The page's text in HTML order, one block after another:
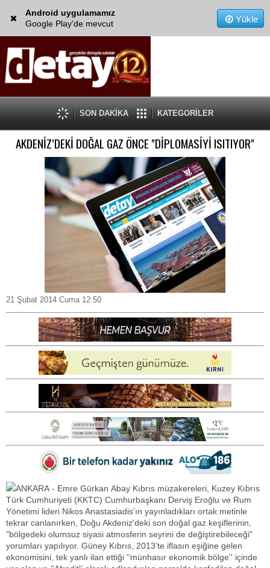
Android uygulamamız
Google Play'de mevcut
Yükle
SON DAKİKA KATEGORİLER
AKDENİZ’DEKİ DOĞAL GAZ ÖNCE "DİPLOMASİYİ ISITIYOR"
21 Şubat 2014 Cuma 12:50
ANKARA - Emre Gürkan Abay Kıbrıs müzakereleri, Kuzey Kıbrıs
Türk Cumhuriyeti (KKTC) Cumhurbaşkanı Derviş Eroğlu ve Rum
Yönetimi lideri Nikos Anastasiadis’ın yayınladıkları ortak metinle
tekrar canlanırken, Doğu Akdeniz'deki son doğal gaz keşiflerinin,
"bölgedeki olumsuz siyasi atmosferin seyrini de değiştirebileceği"
yorumları yapılıyor. Güney Kıbrıs, 2013’te iflasın eşiğine gelen
ekonomisini, tek yanlı ilan ettiği ''münhasır ekonomik bölge'' içinde